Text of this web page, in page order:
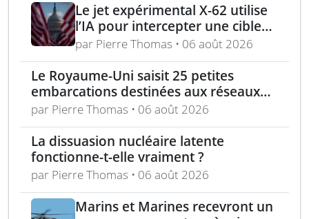
Le jet expérimental X-62 utilise
l’IA pour intercepter une cible
aérienne en conditions réelles
par Pierre Thomas • 06 août 2026
Le Royaume-Uni saisit 25 petites
embarcations destinées aux réseaux
de passeurs pour la Manche
par Pierre Thomas • 06 août 2026
La dissuasion nucléaire latente
fonctionne-t-elle vraiment ?
par Pierre Thomas • 06 août 2026
Marins et Marines recevront un